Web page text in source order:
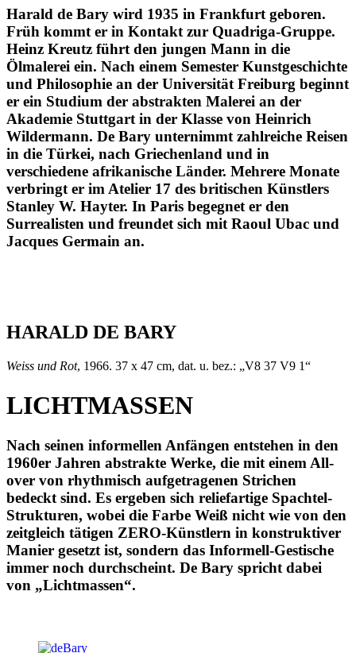
Harald de Bary wird 1935 in Frankfurt geboren.
Früh kommt er in Kontakt zur Quadriga-Gruppe.
Heinz Kreutz führt den jungen Mann in die
Ölmalerei ein. Nach einem Semester Kunstgeschichte
und Philosophie an der Universität Freiburg beginnt
er ein Studium der abstrakten Malerei an der
Akademie Stuttgart in der Klasse von Heinrich
Wildermann. De Bary unternimmt zahlreiche Reisen
in die Türkei, nach Griechenland und in
verschiedene afrikanische Länder. Mehrere Monate
verbringt er im Atelier 17 des britischen Künstlers
Stanley W. Hayter. In Paris begegnet er den
Surrealisten und freundet sich mit Raoul Ubac und
Jacques Germain an.
HARALD DE BARY
Weiss und Rot, 1966. 37 x 47 cm, dat. u. bez.: „V8 37 V9 1“
LICHTMASSEN
Nach seinen informellen Anfängen entstehen in den
1960er Jahren abstrakte Werke, die mit einem All-
over von rhythmisch aufgetragenen Strichen
bedeckt sind. Es ergeben sich reliefartige Spachtel-
Strukturen, wobei die Farbe Weiß nicht wie von den
zeitgleich tätigen ZERO-Künstlern in konstruktiver
Manier gesetzt ist, sondern das Informell-Gestische
immer noch durchscheint. De Bary spricht dabei
von „Lichtmassen“.